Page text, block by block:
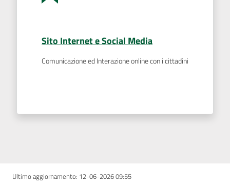
Sito Internet e Social Media
Comunicazione ed Interazione online con i cittadini
Ultimo aggiornamento: 12-06-2026 09:55